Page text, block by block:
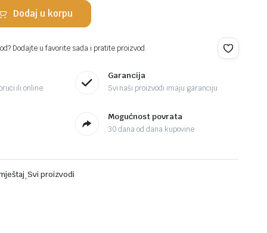
Dodaj u korpu
Dodajte u favorite sada i pratite proizvod.
ili online
Garancija
Svi naši proizvodi imaju garanciju
Mogućnost povrata
30 dana od dana kupovine
,Svi proizvodi